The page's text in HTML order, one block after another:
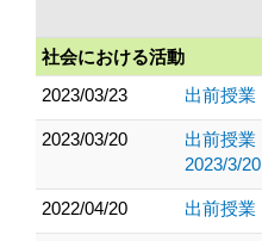
社会における活動
2023/03/23
出前授
2023/03/20
出前授
2023/3/20
2022/04/20 出前授